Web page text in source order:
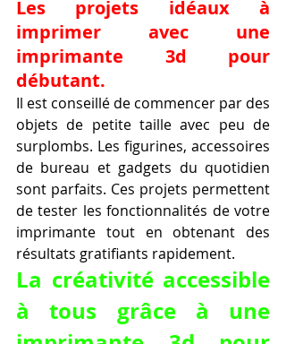
Les projets idéaux à
imprimer avec une
imprimante 3d pour
débutant.
Il est conseillé de commencer par des
objets de petite taille avec peu de
surplombs. Les figurines, accessoires
de bureau et gadgets du quotidien
sont parfaits. Ces projets permettent
de tester les fonctionnalités de votre
imprimante tout en obtenant des
résultats gratifiants rapidement.
La créativité accessible
à tous grâce à une